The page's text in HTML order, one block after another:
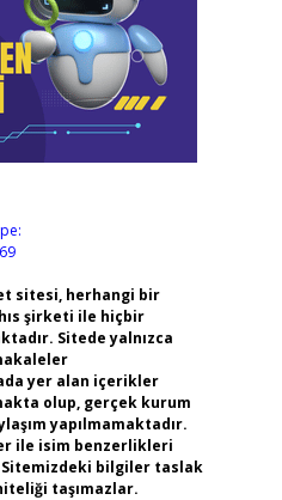
sitesi, herhangi bir
şirketi ile hiçbir
Sitede yalnızca
yer alan içerikler
olup, gerçek kurum
yapılmamaktadır.
ile isim benzerlikleri
bilgiler taslak
taşımazlar.